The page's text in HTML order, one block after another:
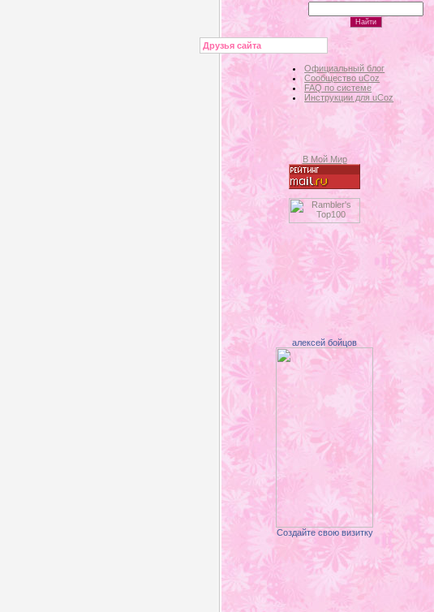
Друзья сайта
Официальный блог
Сообщество uCoz
FAQ по системе
Инструкции для uCoz
В Мой Мир
алексей бойцов
Создайте свою визитку